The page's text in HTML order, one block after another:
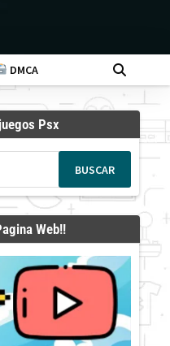
DMCA
Psx
Web!!